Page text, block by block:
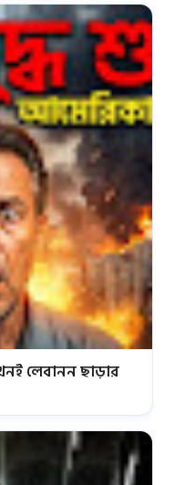
লেবানন ছাড়ার